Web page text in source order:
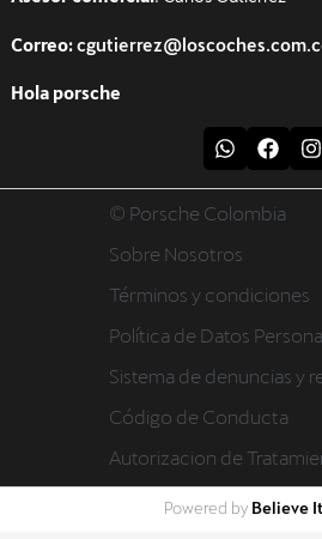
Correo:
Hola porsche
© Porsche Colombia
Sobre Nosotros
Términos y condiciones
Política de Datos
Sistema de denuncias y
Código de Conducta
Autorizacion de
Powered by Believe